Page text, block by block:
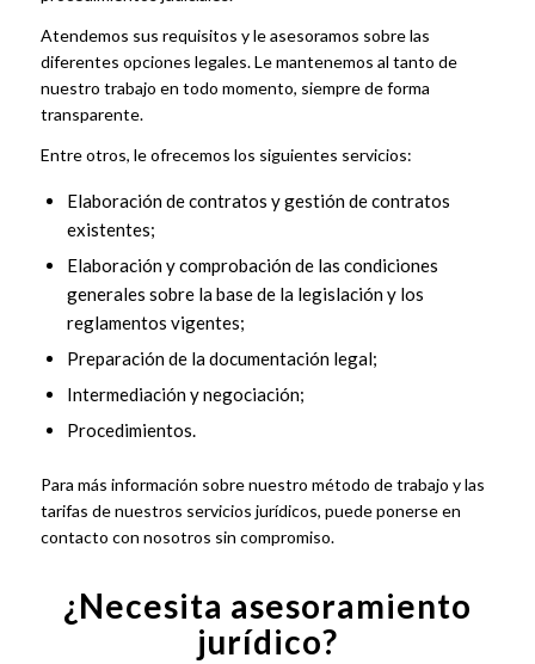
Atendemos sus requisitos y le asesoramos sobre las
diferentes opciones legales. Le mantenemos al tanto de
nuestro trabajo en todo momento, siempre de forma
transparente.
Entre otros, le ofrecemos los siguientes servicios:
Elaboración de contratos y gestión de contratos
existentes;
Elaboración y comprobación de las condiciones
generales sobre la base de la legislación y los
reglamentos vigentes;
Preparación de la documentación legal;
Intermediación y negociación;
Procedimientos.
Para más información sobre nuestro método de trabajo y las
tarifas de nuestros servicios jurídicos, puede ponerse en
contacto con nosotros sin compromiso.
¿Necesita asesoramiento
jurídico?